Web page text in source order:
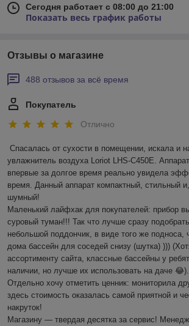
Сегодня работает с 08:00 до 21:00
Показать весь график работы
Отзывы о магазине
488 отзывов за всё время
Покупатель
Отлично
Спасалась от сухости в помещении, искала и
увлажнитель воздуха Loriot LHS-C450E.
впервые за долгое время реально увидела
время. Данный аппарат компактный, стильный
шумный!
Маленький лайфхак для покупателей: прибор
суровый туман!!! Так что лучше сразу
небольшой поддончик, в виде того же подноса,
дома бассейн для соседей снизу (шутка) )))
ассортименту сайта, классные бассейны у
наличии, но лучше их использовать на даче 😂).
Отдельно хочу отметить ценник: мониторила
здесь стоимость оказалась самой приятной и
накруток!
Магазину — твердая десятка за сервис!